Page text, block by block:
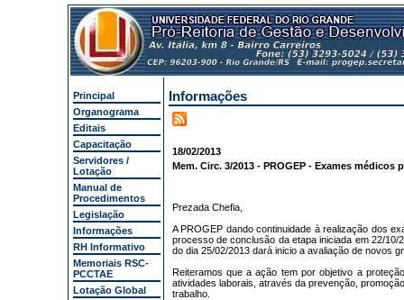
Principal
Organograma
Editais
Capacitação
Servidores /
Lotação
Manual de
Procedimentos
Legislação
Informações
RH Informativo
Memoriais RSC-
PCCTAE
Lotação Global
Informações
18/02/2013
Mem. Circ. 3/2013 - PROGEP - Exames médicos
Prezada Chefia,
A PROGEP dando continuidade à realização dos
processo de conclusão da etapa iniciada em 22/
do dia 25/02/2013 dará inicio a avaliação de novos
Reiteramos que a ação tem por objetivo a
atividades laborais, através da prevenção,
trabalho.